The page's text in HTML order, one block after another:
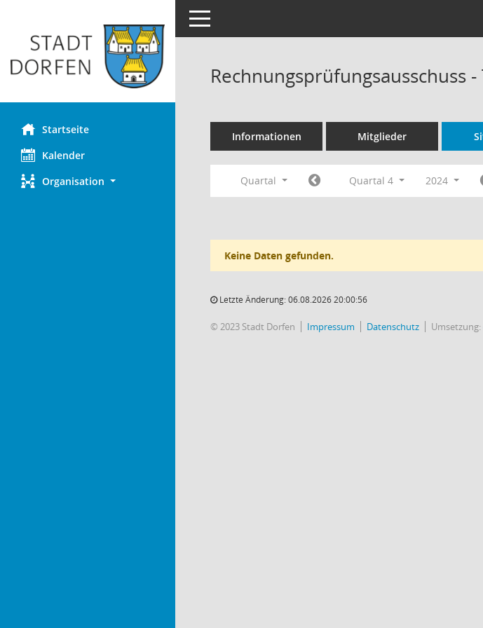
Startseite
Kalender
Organisation
Toggle navigation
Rechnungsprüfungsausschuss
Informationen Mitglieder
Quartal Quartal 4 2024
Keine Daten gefunden.
Letzte Änderung: 06.08.2026 20:00:56
© 2023 Stadt Dorfen Impressum Datenschutz Umsetzung: